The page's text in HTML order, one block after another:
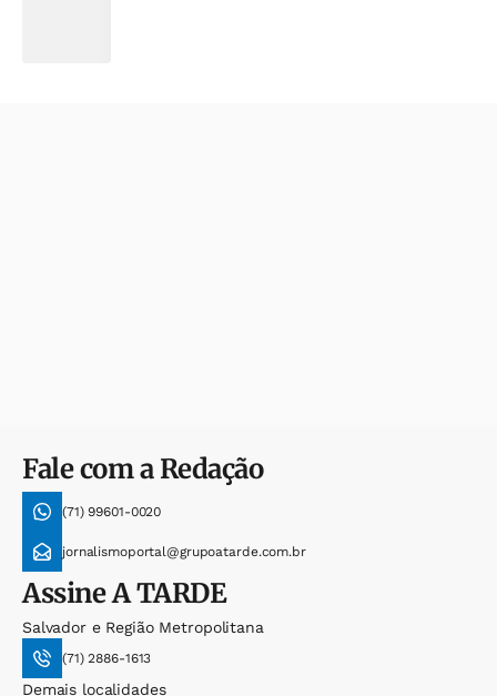
Fale com a Redação
(71) 99601-0020
jornalismoportal@grupoatarde.com.br
AssineA TARDE
Salvador e Região Metropolitana
(71) 2886-1613
Demais localidades